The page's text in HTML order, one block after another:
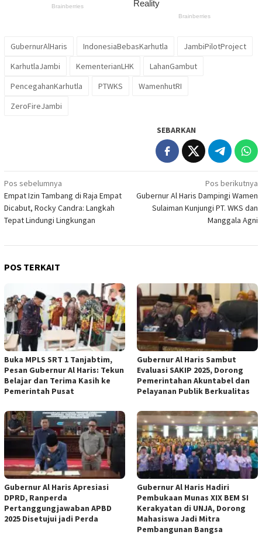
GubernurAlHaris IndonesiaBebasKarhutla
JambiPilotProject
KarhutlaJambi
KementerianLHK
LahanGambut
PencegahanKarhutla
PTWKS
WamenhutRI
ZeroFireJambi
SEBARKAN
Navigasi
pos
Pos sebelumnya
Empat Izin Tambang di Raja Empat
Dicabut, Rocky Candra: Langkah
Tepat Lindungi Lingkungan
Pos berikutnya
Gubernur Al Haris Dampingi Wamen
Sulaiman Kunjungi PT. WKS dan
Manggala Agni
POS TERKAIT
Buka MPLS SRT 1 Tanjabtim,
Pesan Gubernur Al Haris: Tekun
Belajar dan Terima Kasih ke
Pemerintah Pusat
Gubernur Al Haris Sambut
Evaluasi SAKIP 2025, Dorong
Pemerintahan Akuntabel dan
Pelayanan Publik Berkualitas
Gubernur Al Haris Apresiasi
DPRD, Ranperda
Pertanggungjawaban APBD
2025 Disetujui jadi Perda
Gubernur Al Haris Hadiri
Pembukaan Munas XIX BEM SI
Kerakyatan di UNJA, Dorong
Mahasiswa Jadi Mitra
Pembangunan Bangsa